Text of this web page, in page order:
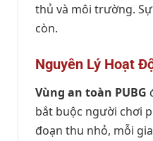
thủ và môi trường.
còn.
Nguyên Lý Hoạt
Vùng an toàn PUBG
bắt buộc người chơi
đoạn thu nhỏ, mỗi